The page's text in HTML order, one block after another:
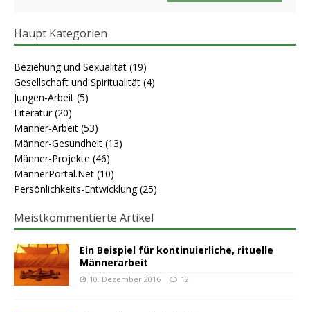
Haupt Kategorien
Beziehung und Sexualität (19)
Gesellschaft und Spiritualität (4)
Jungen-Arbeit (5)
Literatur(20)
Männer-Arbeit (53)
Männer-Gesundheit (13)
Männer-Projekte (46)
MännerPortal.Net (10)
Persönlichkeits-Entwicklung(25)
Meistkommentierte Artikel
Ein Beispiel für kontinuierliche, rituelle
Männerarbeit
10. Dezember 2016 12